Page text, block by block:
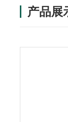
产品展